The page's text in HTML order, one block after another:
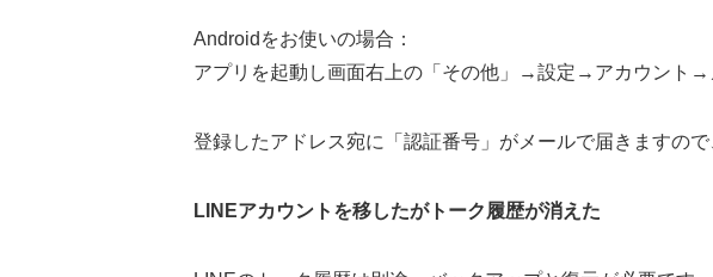
Androidをお使いの場合：
アプリを起動し画面右上の「その他」→設定→アカウント→
登録したアドレス宛に「認証番号」がメールで届きますの
LINEアカウントを移したがトーク履歴が消えた